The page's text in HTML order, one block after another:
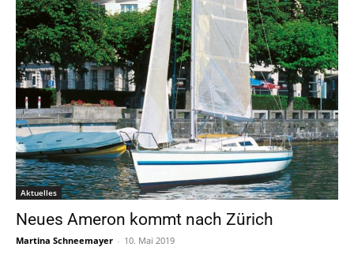
Aktuelles
Neues Ameron kommt nach Zürich
Martina Schneemayer - 10. Mai 2019